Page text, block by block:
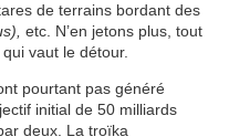
de terrains bordant des
etc. N’en jetons plus, tout
qui vaut le détour.
pourtant pas généré
initial de 50 milliards
deux. La troïka